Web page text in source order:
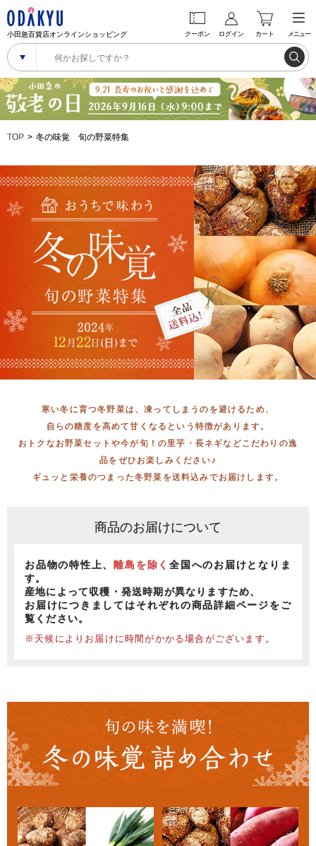
小田急百貨店オンラインショッピング クーポン ログイン カート メニュー
TOP 冬の味覚 旬の野菜特集
寒い冬に育つ冬野菜は、凍ってしまうのを避けるため、
自らの糖度を高めて甘くなるという特徴があります。
おトクなお野菜セットや今が旬！の里芋・長ネギなどこだわりの逸
品をぜひお楽しみください♪
ギュッと栄養のつまった冬野菜を送料込みでお届けします。
商品のお届けについて
お品物の特性上、離島を除く全国へのお届けとなりま
す。
産地によって収穫・発送時期が異なりますため、
お届けにつきましてはそれぞれの商品詳細ページをご
覧ください。
※天候によりお届けに時間がかかる場合がございます。